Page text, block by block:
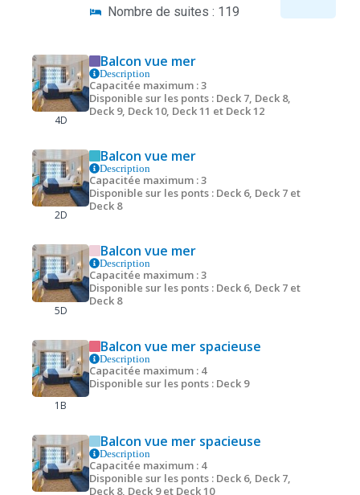
Nombre de suites : 119
4D
Balcon vue mer
Description
Capacitée maximum : 3
Disponible sur les ponts : Deck 7, Deck 8,
Deck 9, Deck 10, Deck 11 et Deck 12
2D
Balcon vue mer
Description
Capacitée maximum : 3
Disponible sur les ponts : Deck 6, Deck 7 et
Deck 8
5D
Balcon vue mer
Description
Capacitée maximum : 3
Disponible sur les ponts : Deck 6, Deck 7 et
Deck 8
1B
Balcon vue mer spacieuse
Description
Capacitée maximum : 4
Disponible sur les ponts : Deck 9
Balcon vue mer spacieuse
Description
Capacitée maximum : 4
Disponible sur les ponts : Deck 6, Deck 7,
Deck 8, Deck 9 et Deck 10